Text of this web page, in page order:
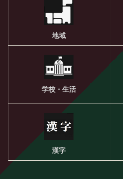
地域
学校・生活
漢字